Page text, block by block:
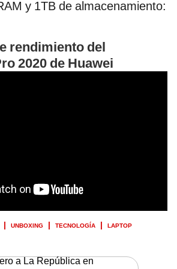
y 1TB de almacenamiento:
rendimiento del
2020 de Huawei
UNBOXING TECNOLOGÍA
LAPTOP
a La República en